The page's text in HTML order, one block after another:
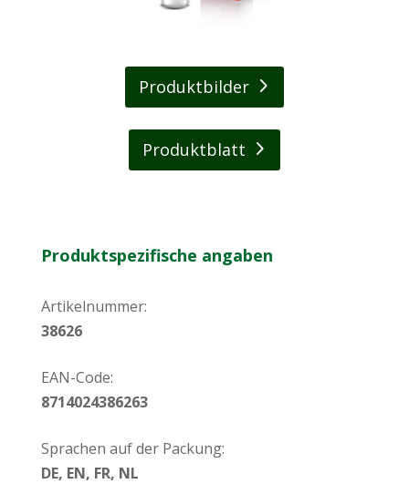
Produktbilder
Produktblatt
Produktspezifische angaben
Artikelnummer:
38626
EAN-Code:
8714024386263
Sprachen auf der Packung:
DE, EN, FR, NL